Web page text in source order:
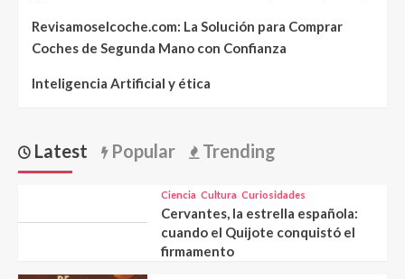
Revisamoselcoche.com: La Solución para Comprar
Coches de Segunda Mano con Confianza
Inteligencia Artificial y ética
Latest Popular Trending
Ciencia Cultura Curiosidades
Cervantes, la estrella española:
cuando el Quijote conquistó el
firmamento